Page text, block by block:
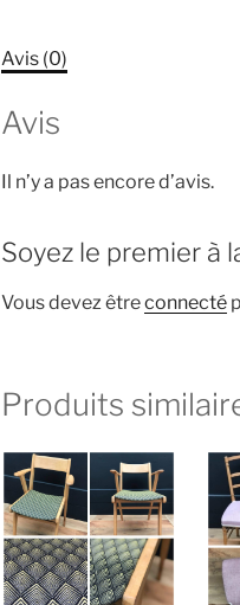
Avis (0)
Avis
Il n’y a pas encore d’avis.
Soyez le premier à
Vous devez êtreconnecté
Produits